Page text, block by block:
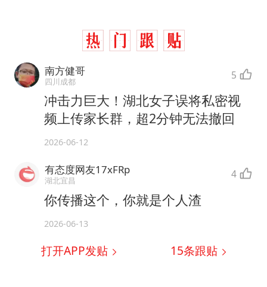
南方健哥
四川成都 5
冲击力巨大！湖北女子误将私密视
频上传家长群，超2分钟无法撤回
2026-06-12
有态度网友17xFRp
湖北宜昌 4
你传播这个，你就是个人渣
2026-06-13
打开APP发贴 15条跟贴